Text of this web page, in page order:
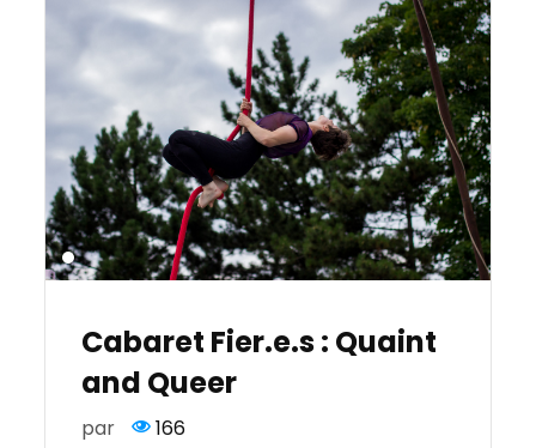
Cabaret Fier.e.s : Quaint
and Queer
par 166